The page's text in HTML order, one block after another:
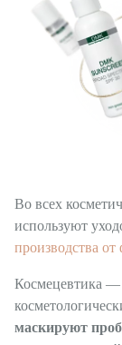
Во всех
используют
производства
Космецевтика —
маскируют